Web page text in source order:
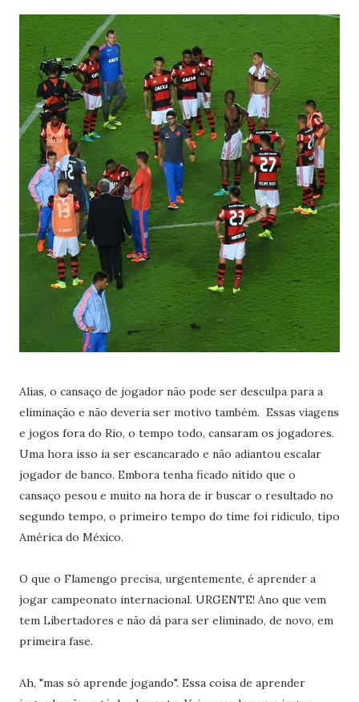
Alias, o cansaço de jogador não pode ser desculpa para a
eliminação e não deveria ser motivo também. Essas viagens
e jogos fora do Rio, o tempo todo, cansaram os jogadores.
Uma hora isso ia ser escancarado e não adiantou escalar
jogador de banco. Embora tenha ficado nítido que o
cansaço pesou e muito na hora de ir buscar o resultado no
segundo tempo, o primeiro tempo do time foi ridículo, tipo
América do México.
O que o Flamengo precisa, urgentemente, é aprender a
jogar campeonato internacional. URGENTE! Ano que vem
tem Libertadores e não dá para ser eliminado, de novo, em
primeira fase.
Ah, "mas só aprende jogando". Essa coisa de aprender